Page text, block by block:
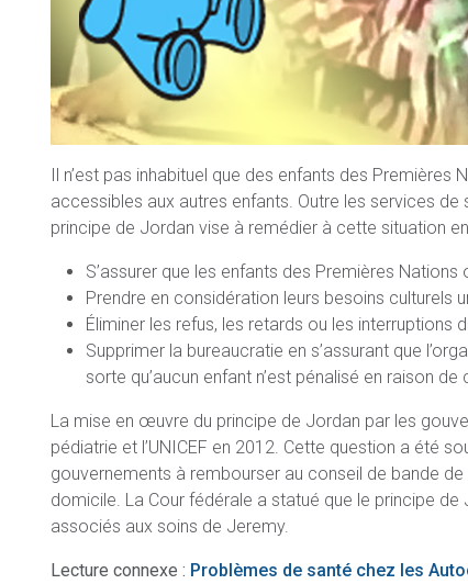
Il n’est pas inhabituel que des enfants des
accessibles aux autres enfants. Outre les services
principe de Jordan vise à remédier à cette situation
S’assurer que les enfants des Premières
Prendre en considération leurs besoins culturels
Éliminer les refus, les retards ou les interruptions
Supprimer la bureaucratie en s’assurant que
sorte qu’aucun enfant n’est pénalisé en raison
La mise en œuvre du principe de Jordan par les
pédiatrie et l’UNICEF en 2012. Cette question a été
gouvernements à rembourser au conseil de bande
domicile. La Cour fédérale a statué que le principe
associés aux soins de Jeremy.
Lecture connexe : Problèmes de santé chez les